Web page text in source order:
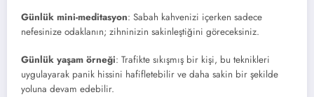
Günlük mini-meditasyon: Sabah kahvenizi içerken sadece
nefesinize odaklanın; zihninizin sakinleştiğini göreceksiniz.
Günlük yaşam örneği: Trafikte sıkışmış bir kişi, bu teknikleri
uygulayarak panik hissini hafifletebilir ve daha sakin bir şekilde
yoluna devam edebilir.